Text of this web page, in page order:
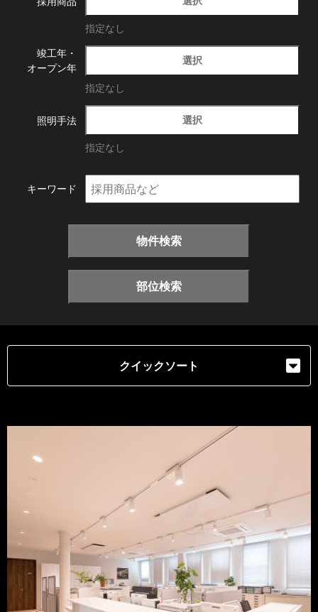
指定なし
竣工年・
オープン年
選択
指定なし
照明手法 選択
指定なし
キーワード
物件検索
部位検索
クイックソート